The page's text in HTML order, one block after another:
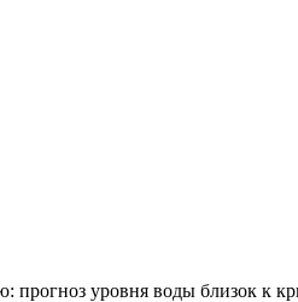
прогноз уровня воды близок к